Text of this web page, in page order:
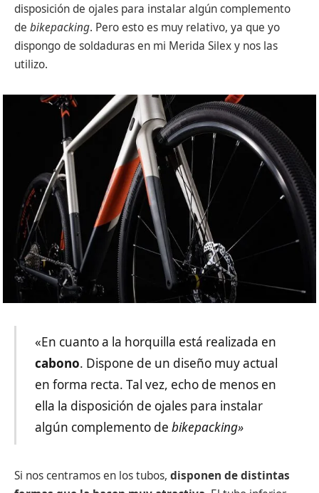
disposición de ojales para instalar algún complemento
de bikepacking. Pero esto es muy relativo, ya que yo
dispongo de soldaduras en mi Merida Silex y nos las
utilizo.
«En cuanto a la horquilla está realizada en
cabono. Dispone de un diseño muy actual
en forma recta. Tal vez, echo de menos en
ella la disposición de ojales para instalar
algún complemento de bikepacking»
Si nos centramos en los tubos, disponen de distintas